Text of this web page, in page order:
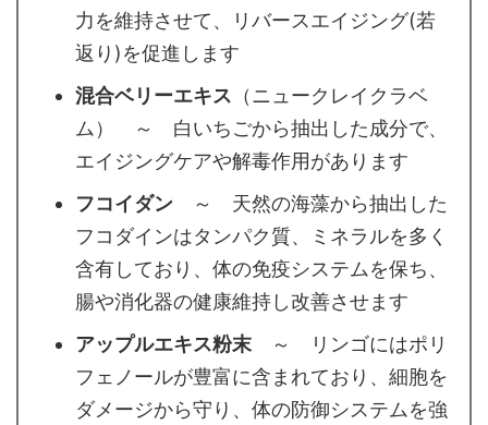
力を維持させて、リバースエイジング(若
返り)を促進します
混合ベリーエキス （ニュークレイクラベ
ム） ～ 白いちごから抽出した成分で、
エイジングケアや解毒作用があります
フコイダン ～ 天然の海藻から抽出した
フコダインはタンパク質、ミネラルを多く
含有しており、体の免疫システムを保ち、
腸や消化器の健康維持し改善させます
アップルエキス粉末 ～ リンゴにはポリ
フェノールが豊富に含まれており、細胞を
ダメージから守り、体の防御システムを強